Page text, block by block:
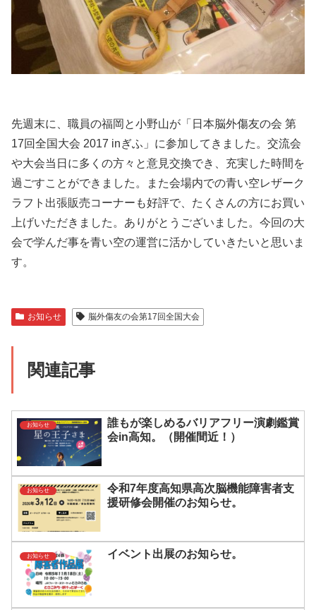
先週末に、職員の福岡と小野山が「日本脳外傷友の会 第
17回全国大会 2017 inぎふ」に参加してきました。交流会
や大会当日に多くの方々と意見交換でき、充実した時間を
過ごすことができました。また会場内での青い空レザーク
ラフト出張販売コーナーも好評で、たくさんの方にお買い
上げいただきました。ありがとうございました。今回の大
会で学んだ事を青い空の運営に活かしていきたいと思いま
す。
お知らせ 脳外傷友の会第17回全国大会
関連記事
お知らせ
誰もが楽しめるバリアフリー演劇鑑賞
会in高知。（開催間近！）
お知らせ
令和7年度高知県高次脳機能障害者支
援研修会開催のお知らせ。
お知らせ イベント出展のお知らせ。